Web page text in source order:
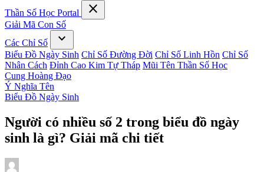
Thần Số Học Portal close
Giải Mã Con Số
Các Chỉ Số
expand_more
Biểu Đồ Ngày Sinh Chỉ Số Đường Đời Chỉ Số Linh Hồn Chỉ Số
Nhân Cách Đỉnh Cao Kim Tự Tháp Mũi Tên Thần Số Học
Cung Hoàng Đạo
Ý Nghĩa Tên
Biểu Đồ Ngày Sinh
Người có nhiều số 2 trong biểu đồ ngày
sinh là gì? Giải mã chi tiết